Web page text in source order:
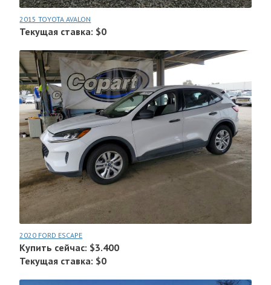
2015 TOYOTA AVALON
Текущая ставка: $0
2020 FORD ESCAPE
Купить сейчас: $3.400
Текущая ставка: $0